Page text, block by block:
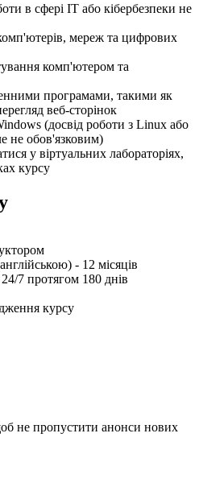
в сфері ІТ або кібербезпеки не
мереж та цифрових
комп'ютером та
програмами, такими як
веб-сторінок
(досвід роботи з Linux або
не обов'язковим)
у віртуальних лабораторіях,
курсу
- 12 місяців
7 протягом 180 днів
курсу
не пропустити анонси нових